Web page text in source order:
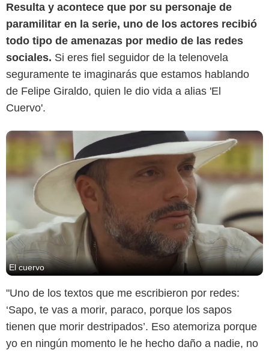
Resulta y acontece que por su personaje de
paramilitar en la serie, uno de los actores recibió
todo tipo de amenazas por medio de las redes
sociales. Si eres fiel seguidor de la telenovela
seguramente te imaginarás que estamos hablando
de Felipe Giraldo, quien le dio vida a alias 'El
Cuervo'.
El cuervo
"Uno de los textos que me escribieron por redes:
‘Sapo, te vas a morir, paraco, porque los sapos
tienen que morir destripados’. Eso atemoriza porque
yo en ningún momento le he hecho daño a nadie, no